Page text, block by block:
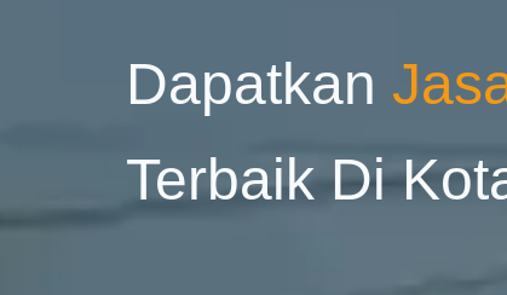
Dapatkan
Terbaik Di